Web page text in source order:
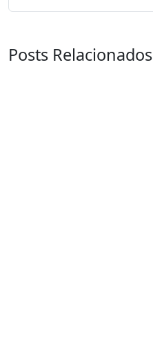
Posts Relacionados